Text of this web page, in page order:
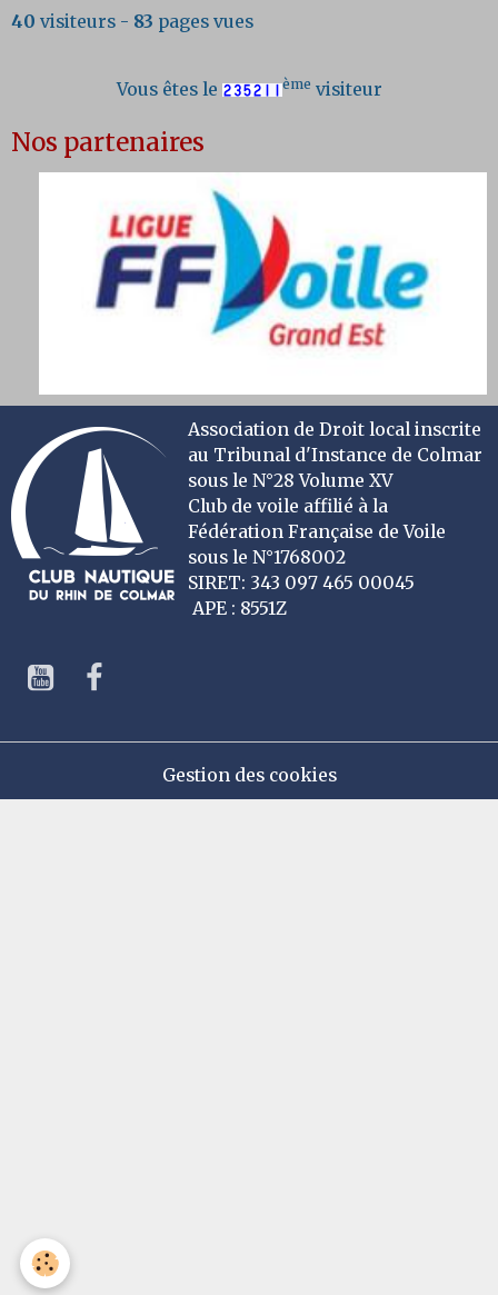
40 visiteurs - 83 pages vues
Vous êtes le ème visiteur
Nos partenaires
Association de Droit local inscrite
au Tribunal d'Instance de Colmar
sous le N°28 Volume XV
Club de voile affilié à la
Fédération Française de Voile
sous le N°1768002
SIRET: 343 097 465 00045
APE : 8551Z
Gestion des cookies